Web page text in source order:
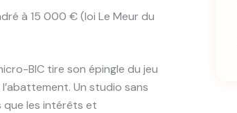
à 15 000 € (loi Le Meur du
BIC tire son épingle du jeu
Un studio sans
que les intérêts et